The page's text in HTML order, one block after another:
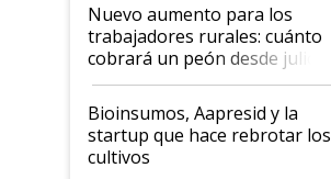
Nuevo aumento para los
trabajadores rurales: cuánto
cobrará un peón desde julio
Bioinsumos, Aapresid y la
startup que hace rebrotar los
cultivos